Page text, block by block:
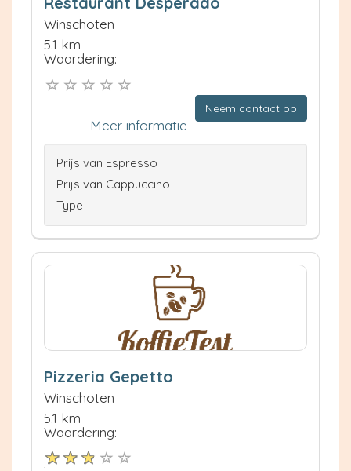
Winschoten
5.1 km
Waardering:
Neem contact op
Meer informatie
Prijs van Espresso
Prijs van Cappuccino
Type
Pizzeria Gepetto
Winschoten
5.1 km
Waardering: